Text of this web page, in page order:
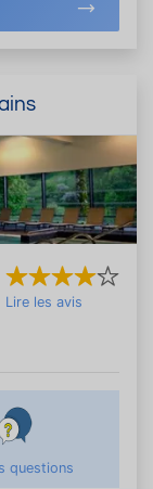
Lire les avis
questions